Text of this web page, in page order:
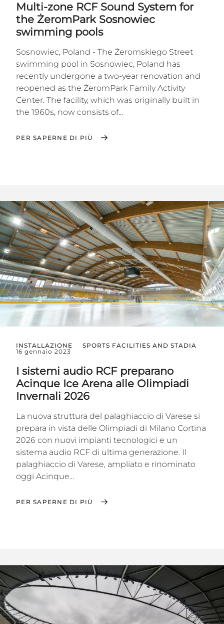
Multi-zone RCF Sound System for
the ŻeromPark Sosnowiec
swimming pools
Sosnowiec, Poland - The Żeromskiego Street
swimming pool in Sosnowiec, Poland has
recently undergone a two-year renovation and
reopened as the ŻeromPark Family Activity
Center. The facility, which was originally built in
the 1960s, now consists of...
PER SAPERNE DI PIÙ
INSTALLAZIONE
SPORTS FACILITIES AND STADIA
16 gennaio 2023
I sistemi audio RCF preparano
Acinque Ice Arena alle Olimpiadi
Invernali 2026
La nuova struttura del palaghiaccio di Varese si
prepara in vista delle Olimpiadi di Milano Cortina
2026 con nuovi impianti tecnologici e un
sistema audio RCF di ultima generazione. Il
palaghiaccio di Varese, ampliato e rinominato
oggi Acinque...
PER SAPERNE DI PIÙ